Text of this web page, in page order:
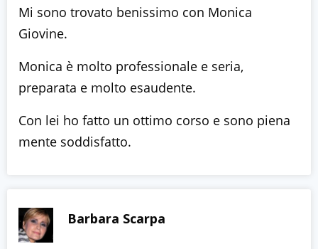
Mi sono trovato benissimo con Monica
Giovine.
Monica è molto professionale e seria,
preparata e molto esaudente.
Con lei ho fatto un ottimo corso e sono piena
mente soddisfatto.
Barbara Scarpa